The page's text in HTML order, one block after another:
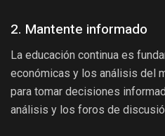
2. Mantente informado
La educación continua es
económicas y los análisis del
para tomar decisiones
análisis y los foros de